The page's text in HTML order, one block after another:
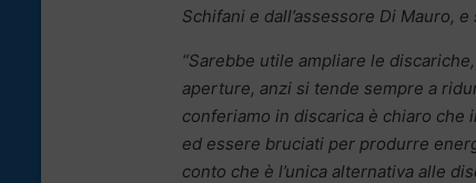
Schifani e dall’assessore Di Mauro,
“Sarebbe utile ampliare le
aperture, anzi si tende sempre a
conferiamo in discarica è chiaro che
ed essere bruciati per produrre
conto che è l’unica alternativa alle